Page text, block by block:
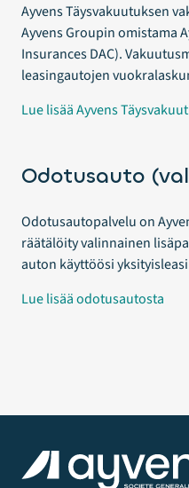
Ayvens Täysvakuutuksen
Ayvens Groupin omistama
Insurances DAC).
leasingautojen
Lue lisää Ayvens
Odotusauto
Odotusautopalvelu on
räätälöity valinnainen
auton käyttöösi
Lue lisää odotusautosta